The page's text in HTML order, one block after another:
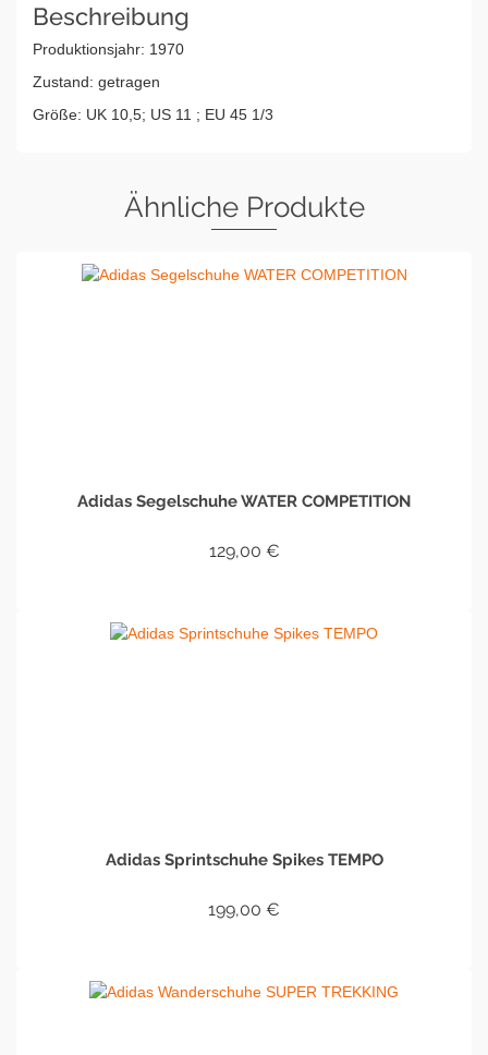
Beschreibung
Produktionsjahr: 1970
Zustand: getragen
Größe: UK 10,5; US 11 ; EU 45 1/3
Ähnliche Produkte
Adidas Segelschuhe WATER COMPETITION
129,00 €
Adidas Sprintschuhe Spikes TEMPO
199,00 €